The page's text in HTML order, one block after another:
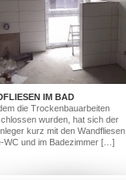
IM BAD
die Trockenbauarbeiten
wurden, hat sich der
kurz mit den
WC und im Badezimmer […]